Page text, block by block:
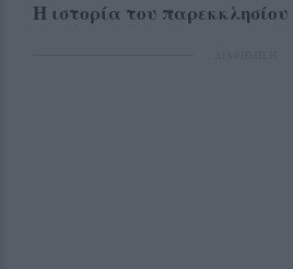
Η ιστορία του παρεκκλησίου